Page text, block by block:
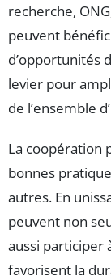
recherche,
peuvent
d’opportunités
levier pour
de l’ensemble
La coopération
bonnes
autres. En
peuvent non
aussi participer
favorisent la